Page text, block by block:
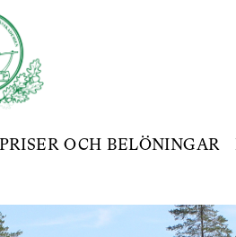
PRISER OCH BELÖNINGAR